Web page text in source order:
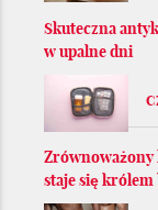
Skuteczna
w upalne dni
Zrównoważony
staje się